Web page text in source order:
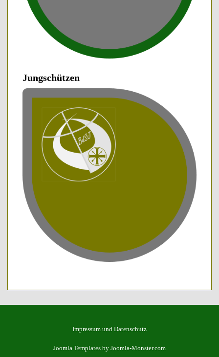
Jungschützen
Impressum und Datenschutz
Joomla Templates by Joomla-Monster.com